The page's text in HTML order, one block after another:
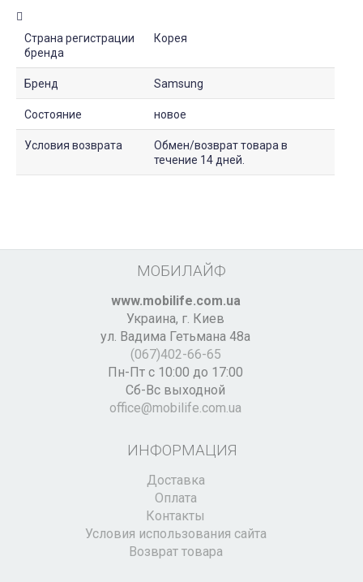
Страна регистрации
бренда
Корея
Бренд Samsung
Состояние новое
Условия возврата
Обмен/возврат товара в
течение 14 дней.
МОБИЛАЙФ
www.mobilife.com.ua
Украина, г. Киев
ул. Вадима Гетьмана 48а
(067)402-66-65
Пн-Пт с 10:00 до 17:00
Сб-Вс выходной
office@mobilife.com.ua
ИНФОРМАЦИЯ
Доставка
Оплата
Контакты
Условия использования сайта
Возврат товара